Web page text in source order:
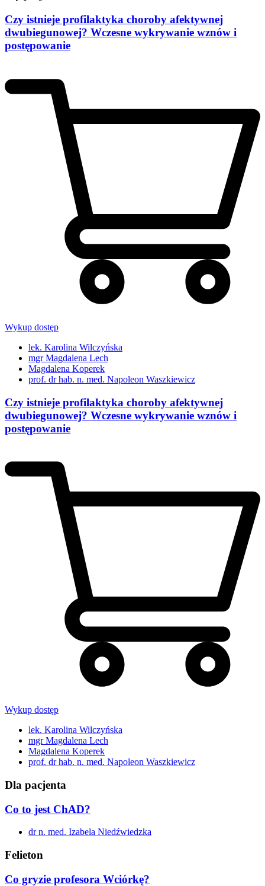
Czy istnieje profilaktyka choroby afektywnej
dwubiegunowej? Wczesne wykrywanie wznów i
postępowanie
Wykup dostęp
lek. Karolina Wilczyńska
mgr Magdalena Lech
Magdalena Koperek
prof. dr hab. n. med. Napoleon Waszkiewicz
Czy istnieje profilaktyka choroby afektywnej
dwubiegunowej? Wczesne wykrywanie wznów i
postępowanie
Wykup dostęp
lek. Karolina Wilczyńska
mgr Magdalena Lech
Magdalena Koperek
prof. dr hab. n. med. Napoleon Waszkiewicz
Dla pacjenta
Co to jest ChAD?
dr n. med. Izabela Niedźwiedzka
Felieton
Co gryzie profesora Wciórkę?